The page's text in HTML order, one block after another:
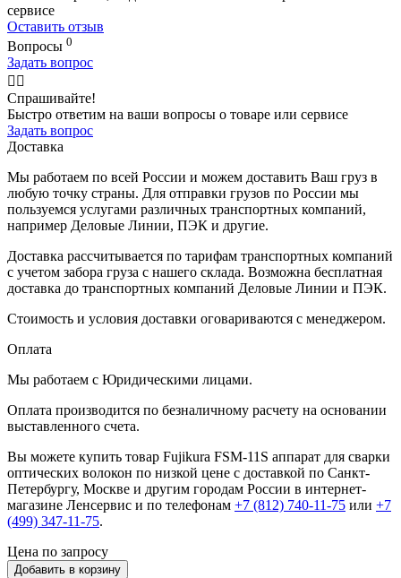
сервисе
Оставить отзыв
Вопросы 0
Задать вопрос
🙋‍♂️
Спрашивайте!
Быстро ответим на ваши вопросы о товаре или сервисе
Задать вопрос
Доставка
Мы работаем по всей России и можем доставить Ваш груз в
любую точку страны. Для отправки грузов по России мы
пользуемся услугами различных транспортных компаний,
например Деловые Линии, ПЭК и другие.
Доставка рассчитывается по тарифам транспортных компаний
с учетом забора груза с нашего склада. Возможна бесплатная
доставка до транспортных компаний Деловые Линии и ПЭК.
Стоимость и условия доставки оговариваются с менеджером.
Оплата
Мы работаем с Юридическими лицами.
Оплата производится по безналичному расчету на основании
выставленного счета.
Вы можете купить товар Fujikura FSM-11S аппарат для сварки
оптических волокон по низкой цене с доставкой по Санкт-
Петербургу, Москве и другим городам России в интернет-
магазине Ленсервис и по телефонам +7 (812) 740-11-75 или +7
(499) 347-11-75.
Цена по запросу
Добавить в корзину